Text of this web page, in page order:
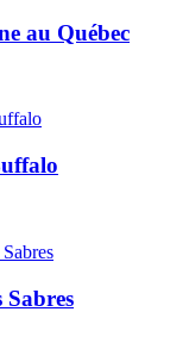
au Québec
Sabres